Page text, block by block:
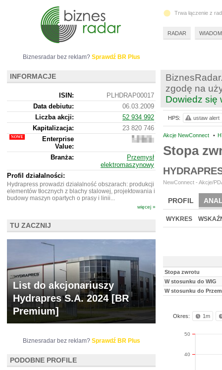
zgodę na
Dowiedz się
Akcje NewConnect •
Stopa
NewConnect - Akcje/
PROFIL
BR LAB
WYKRES
Stopa zwrotu
W stosunku do WIG
W stosunku do
Okres: 1m
40
50
HPS: ustaw alert
Biznesradar bez reklam? Sprawdź BR Plus
INFORMACJE
ISIN:
PLHDRAP00017
Data debiutu:
06.03.2009
Liczba akcji:
52 934 992
Kapitalizacja:
23 820 746
Enterprise
Value:
22
746
Branża:
Przemysł
elektromaszynowy
Profil działalności:
Hydrapress prowadzi działalność obszarach: produkcji
elementów tłocznych z blachy stalowej, projektowania i
budowy maszyn opartych o prasy i linii...
więcej »
TU ZACZNIJ
List do akcjonariuszy
Hydrapres S.A. 2024 [BR
Premium]
Biznesradar bez reklam? Sprawdź BR Plus
PODOBNE PROFILE
Trwa łączenie z
RADAR